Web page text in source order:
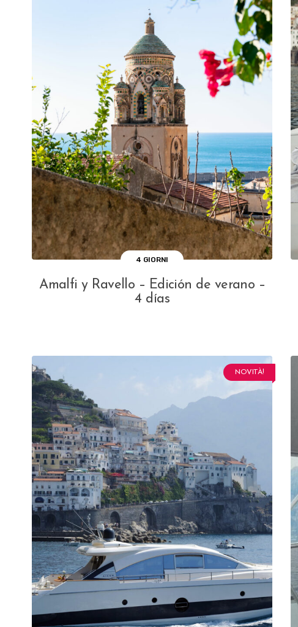
4 GIORNI
Amalfi y Ravello – Edición de verano –
4 días
NOVITÀ!